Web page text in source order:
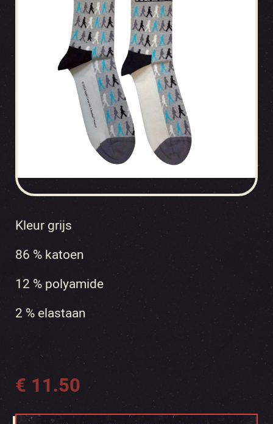
Kleur grijs
86 % katoen
12 % polyamide
2 % elastaan
€ 11.50